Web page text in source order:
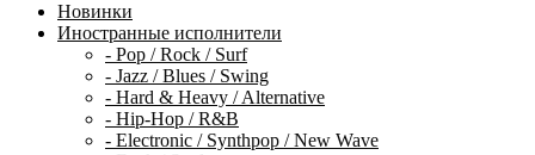
Новинки
Иностранные исполнители
- Pop / Rock / Surf
- Jazz / Blues / Swing
- Hard & Heavy / Alternative
- Hip-Hop / R&B
- Electronic / Synthpop / New Wave